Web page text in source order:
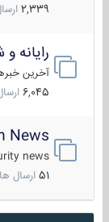
2,339 ارسال
رایانه و
آخرین خبرها
6,045 ارسال
News
news
51 ارسال ها